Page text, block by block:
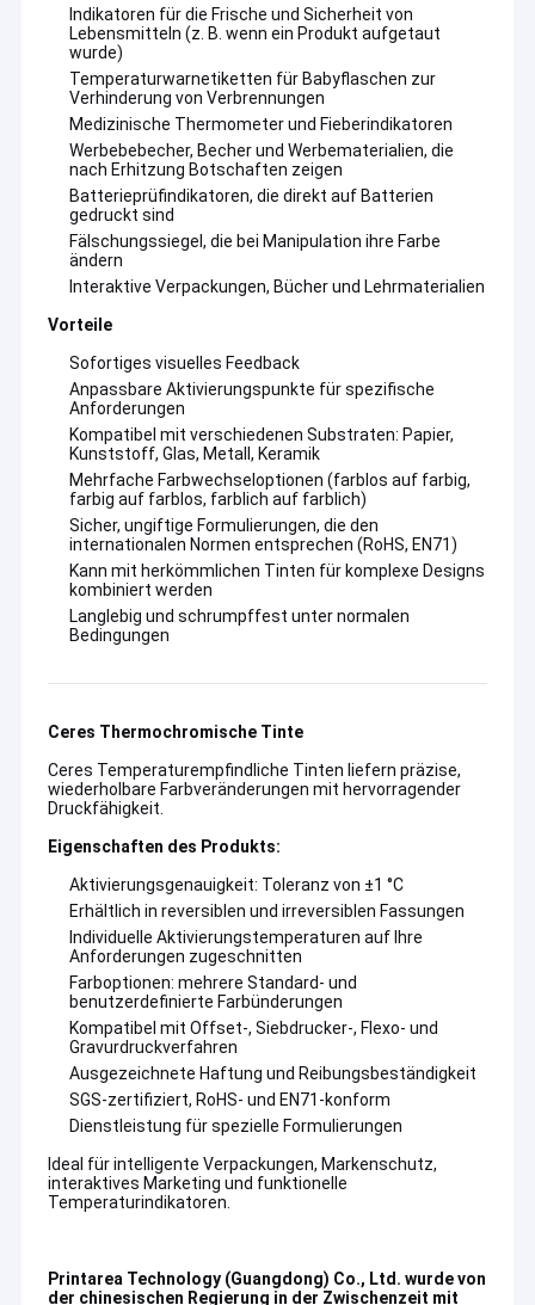
Haus
VR Show
Indikatoren für die Frische und Sicherheit von
Lebensmitteln (z. B. wenn ein Produkt aufgetaut
wurde)
Temperaturwarnetiketten für Babyflaschen zur
Verhinderung von Verbrennungen
Medizinische Thermometer und Fieberindikatoren
Werbebebecher, Becher und Werbematerialien, die
nach Erhitzung Botschaften zeigen
Batterieprüfindikatoren, die direkt auf Batterien
gedruckt sind
Fälschungssiegel, die bei Manipulation ihre Farbe
ändern
Interaktive Verpackungen, Bücher und Lehrmaterialien
Vorteile
Sofortiges visuelles Feedback
Anpassbare Aktivierungspunkte für spezifische
Anforderungen
Kompatibel mit verschiedenen Substraten: Papier,
Kunststoff, Glas, Metall, Keramik
Mehrfache Farbwechseloptionen (farblos auf farbig,
farbig auf farblos, farblich auf farblich)
Sicher, ungiftige Formulierungen, die den
internationalen Normen entsprechen (RoHS, EN71)
Kann mit herkömmlichen Tinten für komplexe Designs
kombiniert werden
Langlebig und schrumpffest unter normalen
Bedingungen
Ceres Thermochromische Tinte
Ceres Temperaturempfindliche Tinten liefern präzise,
wiederholbare Farbveränderungen mit hervorragender
Druckfähigkeit.
Eigenschaften des Produkts:
Aktivierungsgenauigkeit: Toleranz von ±1 °C
Erhältlich in reversiblen und irreversiblen Fassungen
Individuelle Aktivierungstemperaturen auf Ihre
Anforderungen zugeschnitten
Farboptionen: mehrere Standard- und
benutzerdefinierte Farbünderungen
Kompatibel mit Offset-, Siebdrucker-, Flexo- und
Gravurdruckverfahren
Ausgezeichnete Haftung und Reibungsbeständigkeit
SGS-zertifiziert, RoHS- und EN71-konform
Dienstleistung für spezielle Formulierungen
Ideal für intelligente Verpackungen, Markenschutz,
interaktives Marketing und funktionelle
Temperaturindikatoren.
Printarea Technology (Guangdong) Co., Ltd. wurde von
der chinesischen Regierung in der Zwischenzeit mit